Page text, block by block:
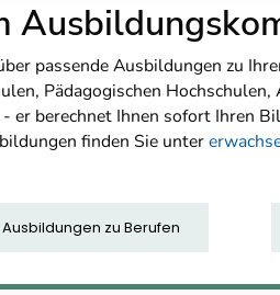
passende Ausbildungen zu
Pädagogischen Hochschulen,
er berechnet Ihnen sofort Ihren
finden Sie unter
Ausbildungen zu Berufen